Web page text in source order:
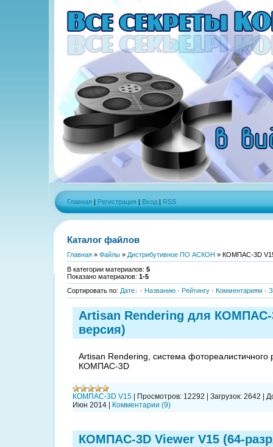
Главная | Регистрация | Вход | RSS
Каталог файлов
Главная » Файлы » Дистрибутивное ПО АСКОН » КОМПАС-3D
В категории материалов: 5
Показано материалов: 1-5
Сортировать по: Дате · Названию · Рейтингу · Комментариям ·
Artisan Rendering для КОМПАС-
версия)
Artisan Rendering, система фотореалистичного
КОМПАС-3D
КОМПАС-3D V15 Просмотров: 12292 Загрузок: 2642
Июн 2014
Комментарии (9)
КОМПАС-3D Viewer V15 (64-